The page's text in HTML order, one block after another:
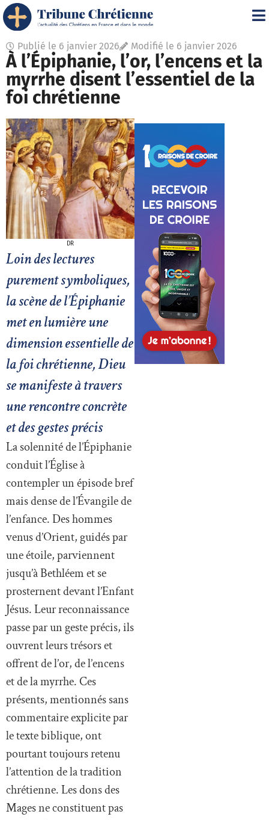
Publié le 6 janvier 2026 Modifié le 6 janvier 2026
À l’Épiphanie, l’or, l’encens et la
myrrhe disent l’essentiel de la
foi chrétienne
DR
Loin des lectures
purement symboliques,
la scène de l’Épiphanie
met en lumière une
dimension essentielle de
la foi chrétienne, Dieu
se manifeste à travers
une rencontre concrète
et des gestes précis
La solennité de l’Épiphanie
conduit l’Église à
contempler un épisode bref
mais dense de l’Évangile de
l’enfance. Des hommes
venus d’Orient, guidés par
une étoile, parviennent
jusqu’à Bethléem et se
prosternent devant l’Enfant
Jésus. Leur reconnaissance
passe par un geste précis, ils
ouvrent leurs trésors et
offrent de l’or, de l’encens
et de la myrrhe. Ces
présents, mentionnés sans
commentaire explicite par
le texte biblique, ont
pourtant toujours retenu
l’attention de la tradition
chrétienne. Les dons des
Mages ne constituent pas